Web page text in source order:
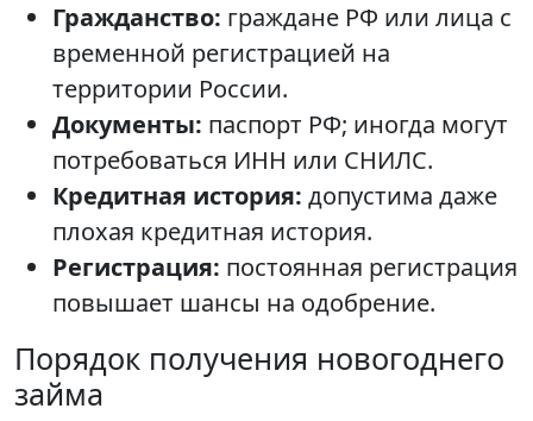
Гражданство: граждане РФ или лица с
временной регистрацией на
территории России.
Документы: паспорт РФ; иногда могут
потребоваться ИНН или СНИЛС.
Кредитная история: допустима даже
плохая кредитная история.
Регистрация: постоянная регистрация
повышает шансы на одобрение.
Порядок получения новогоднего
займа